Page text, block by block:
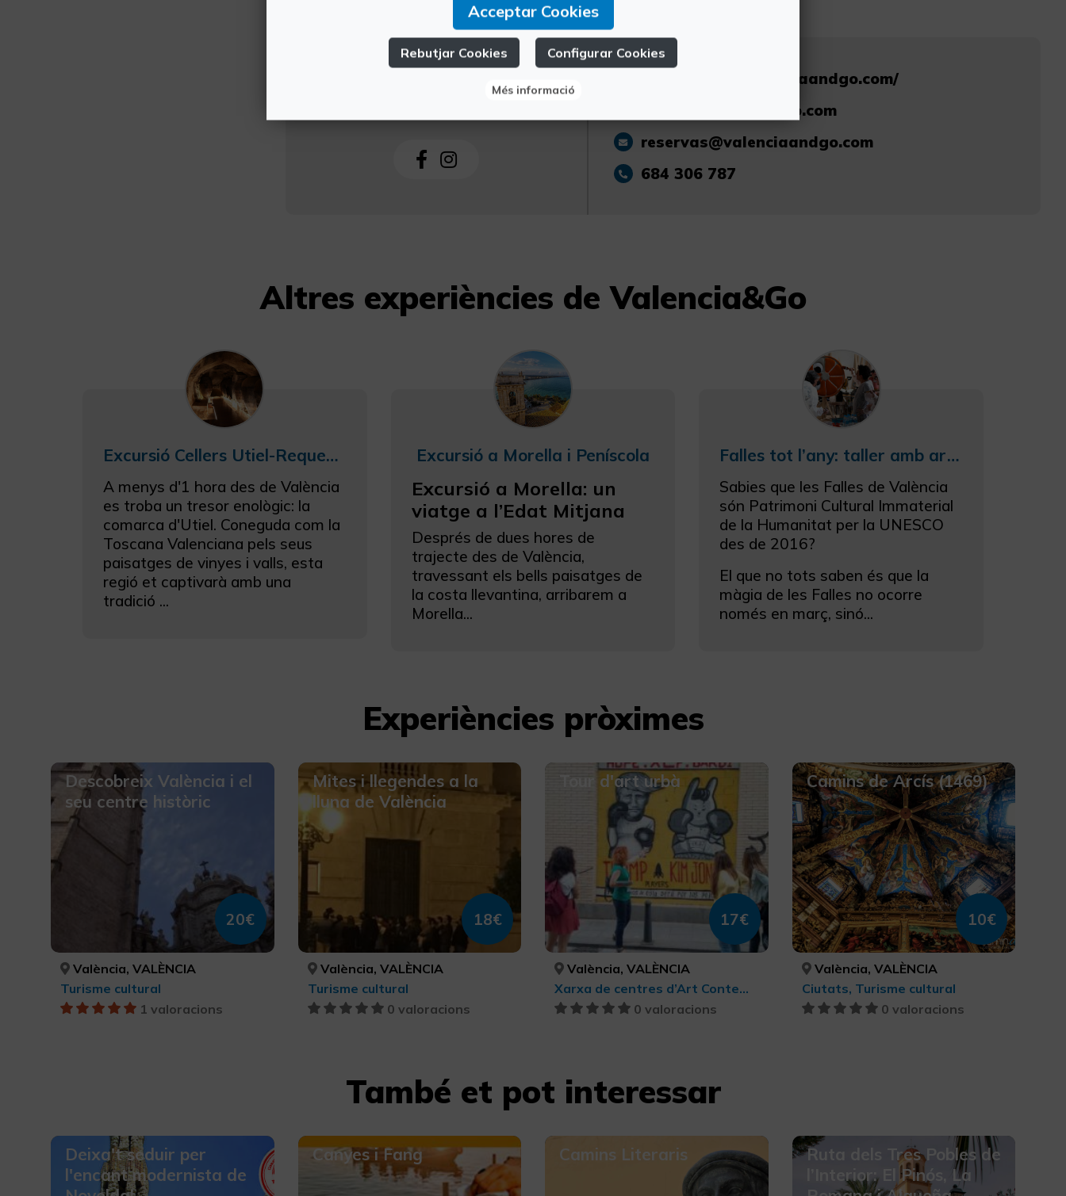
Valencia&Go
https://www.valenciaandgo.com/
info@valenciaandgo.com
reservas@valenciaandgo.com
684 306 787
Altres experiències de Valencia&Go
Excursió Cellers Utiel-Requena amb tast en vinya
A menys d'1 hora des de València
es troba un tresor enològic: la
comarca d'Utiel. Coneguda com la
Toscana Valenciana pels seus
paisatges de vinyes i valls, esta
regió et captivarà amb una
tradició ...
Excursió a Morella i Peníscola
Excursió a Morella: un
viatge a l’Edat Mitjana
Després de dues hores de
trajecte des de València,
travessant els bells paisatges de
la costa llevantina, arribarem a
Morella...
Falles tot l’any: taller amb artistes fallers a València
Sabies que les Falles de València
són Patrimoni Cultural Immaterial
de la Humanitat per la UNESCO
des de 2016?
El que no tots saben és que la
màgia de les Falles no ocorre
només en març, sinó...
Experiències pròximes
Descobreix València i el
seu centre històric
20€
València, VALÈNCIA
Turisme cultural
1 valoracions
Mites i llegendes a la
lluna de València
18€
València, VALÈNCIA
Turisme cultural
0 valoracions
Tour d'art urbà
17€
València, VALÈNCIA
Xarxa de centres d’Art Contemporani, Turisme cultural
0 valoracions
Camins de Arcís (1469)
10€
València, VALÈNCIA
Ciutats, Turisme cultural
0 valoracions
També et pot interessar
Deixa't seduir per
l'encant modernista de
Canyes i Fang Camins Literaris
Ruta dels Tres Pobles de
l’Interior: El Pinós, La
Acceptar Cookies
Rebutjar Cookies Configurar Cookies
Més informació